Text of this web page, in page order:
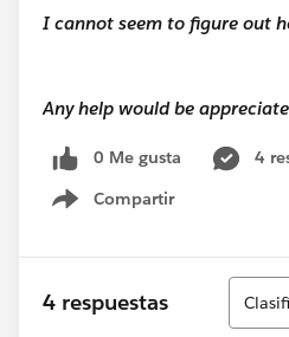
I cannot seem to figure out
Any help would be
0 Me gusta
4
Compartir
Show menu
4 respuestas
Ordenar